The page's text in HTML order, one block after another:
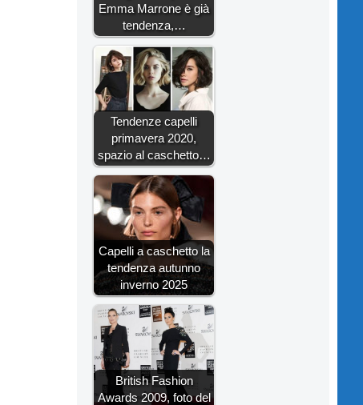
Emma Marrone è già
tendenza,…
Tendenze capelli
primavera 2020,
spazio al caschetto…
Capelli a caschetto la
tendenza autunno
inverno 2025
British Fashion
Awards 2009, foto del